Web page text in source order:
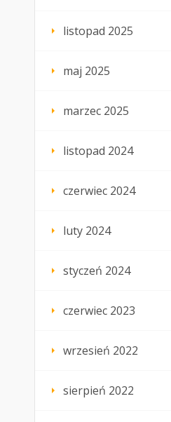
listopad 2025
maj 2025
marzec 2025
listopad 2024
czerwiec 2024
luty 2024
styczeń 2024
czerwiec 2023
wrzesień 2022
sierpień 2022